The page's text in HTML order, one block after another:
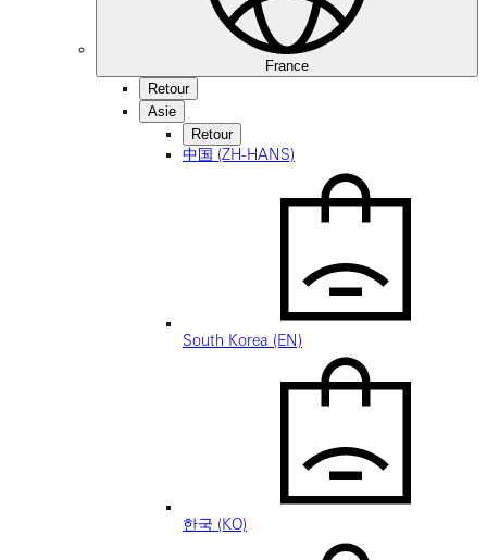
France
Retour
Asie
Retour
中国 (ZH-HANS)
South Korea (EN)
한국 (KO)